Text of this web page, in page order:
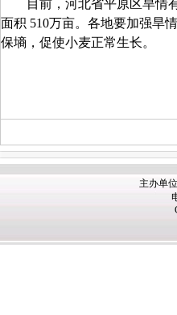
目前，河北省平原区旱情
面积 510万亩。各地要加强旱
保墒，促使小麦正常生长。
主办单